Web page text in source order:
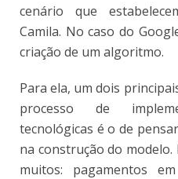
cenário que
Camila. No caso do
criação de um algoritmo.
Para ela, um dois
processo de
tecnológicas é o de
na construção do
muitos: pagamentos